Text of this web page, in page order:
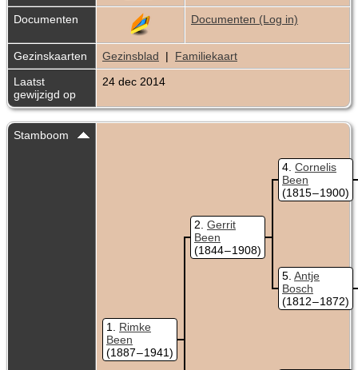
Documenten Documenten (Log in)
Gezinskaarten Gezinsblad | Familiekaart
Laatst
gewijzigd op
24 dec 2014
Stamboom
1
Rimke
Been
(1887 – 1941)
2 Gerrit
Been
(1844 – 1908)
4 Cornelis
Been
(1815 – 1900)
5 Antje
Bosch
(1812 – 1872)